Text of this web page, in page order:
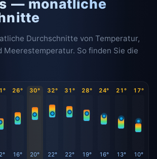
— monatliche
Durchschnitte von Temperatur,
Meerestemperatur. So finden Sie die
26°
16°
30°
20°
32°
22°
31°
22°
28°
19°
24°
16°
21°
13°
17°
10°